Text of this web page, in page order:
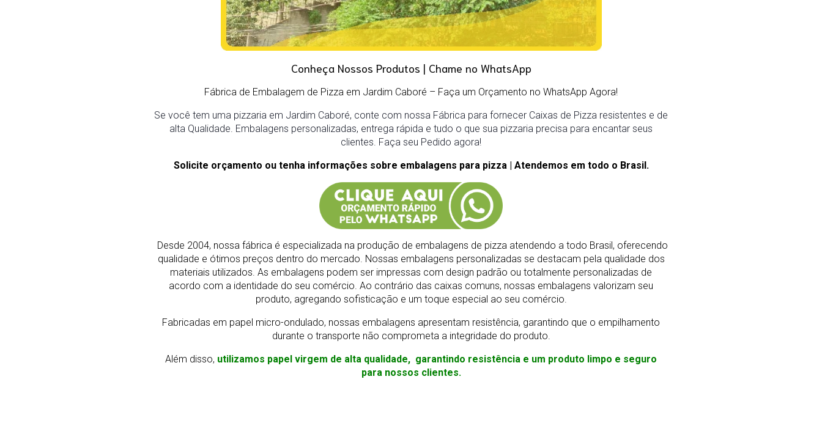
Conheça Nossos Produtos | Chame no WhatsApp
Fábrica de Embalagem de Pizza em Jardim Caboré – Faça um Orçamento no WhatsApp Agora!
Se você tem uma pizzaria em Jardim Caboré, conte com nossa Fábrica para fornecer Caixas de Pizza resistentes e de
alta Qualidade. Embalagens personalizadas, entrega rápida e tudo o que sua pizzaria precisa para encantar seus
clientes. Faça seu Pedido agora!
Solicite orçamento ou tenha informações sobre embalagens para pizza | Atendemos em todo o Brasil.
Desde 2004, nossa fábrica é especializada na produção de embalagens de pizza atendendo a todo Brasil, oferecendo
qualidade e ótimos preços dentro do mercado. Nossas embalagens personalizadas se destacam pela qualidade dos
materiais utilizados. As embalagens podem ser impressas com design padrão ou totalmente personalizadas de
acordo com a identidade do seu comércio. Ao contrário das caixas comuns, nossas embalagens valorizam seu
produto, agregando sofisticação e um toque especial ao seu comércio.
Fabricadas em papel micro-ondulado, nossas embalagens apresentam resistência, garantindo que o empilhamento
durante o transporte não comprometa a integridade do produto.
Além disso, utilizamos papel virgem de alta qualidade, garantindo resistência e um produto limpo e seguro
para nossos clientes.